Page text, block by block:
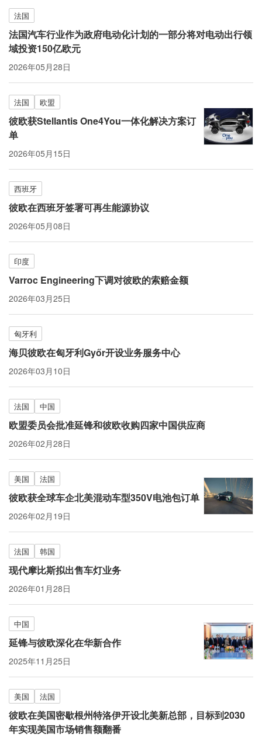
法国
法国汽车行业作为政府电动化计划的一部分将对电动出行领
域投资150亿欧元
2026年05月28日
法国 欧盟
彼欧获Stellantis One4You一体化解决方案订
单
2026年05月15日
西班牙
彼欧在西班牙签署可再生能源协议
2026年05月08日
印度
Varroc Engineering下调对彼欧的索赔金额
2026年03月25日
匈牙利
海贝彼欧在匈牙利Győr开设业务服务中心
2026年03月10日
法国 中国
欧盟委员会批准延锋和彼欧收购四家中国供应商
2026年02月28日
美国 法国
彼欧获全球车企北美混动车型350V电池包订单
2026年02月19日
法国 韩国
现代摩比斯拟出售车灯业务
2026年01月28日
中国
延锋与彼欧深化在华新合作
2025年11月25日
美国 法国
彼欧在美国密歇根州特洛伊开设北美新总部，目标到2030
年实现美国市场销售额翻番